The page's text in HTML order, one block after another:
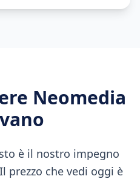
Neomedia
è il nostro impegno
prezzo che vedi oggi è